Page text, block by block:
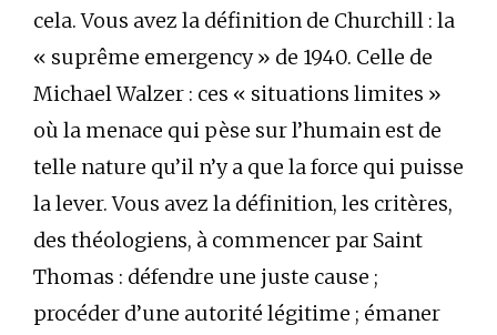
cela. Vous avez la définition de Churchill : la
« suprême emergency » de 1940. Celle de
Michael Walzer : ces « situations limites »
où la menace qui pèse sur l’humain est de
telle nature qu’il n’y a que la force qui puisse
la lever. Vous avez la définition, les critères,
des théologiens, à commencer par Saint
Thomas : défendre une juste cause ;
procéder d’une autorité légitime ; émaner